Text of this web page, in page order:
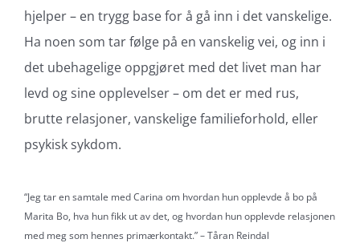
hjelper – en trygg base for å gå inn i det vanskelige.
Ha noen som tar følge på en vanskelig vei, og inn i
det ubehagelige oppgjøret med det livet man har
levd og sine opplevelser – om det er med rus,
brutte relasjoner, vanskelige familieforhold, eller
psykisk sykdom.
“Jeg tar en samtale med Carina om hvordan hun opplevde å bo på
Marita Bo, hva hun fikk ut av det, og hvordan hun opplevde relasjonen
med meg som hennes primærkontakt.” – Tåran Reindal